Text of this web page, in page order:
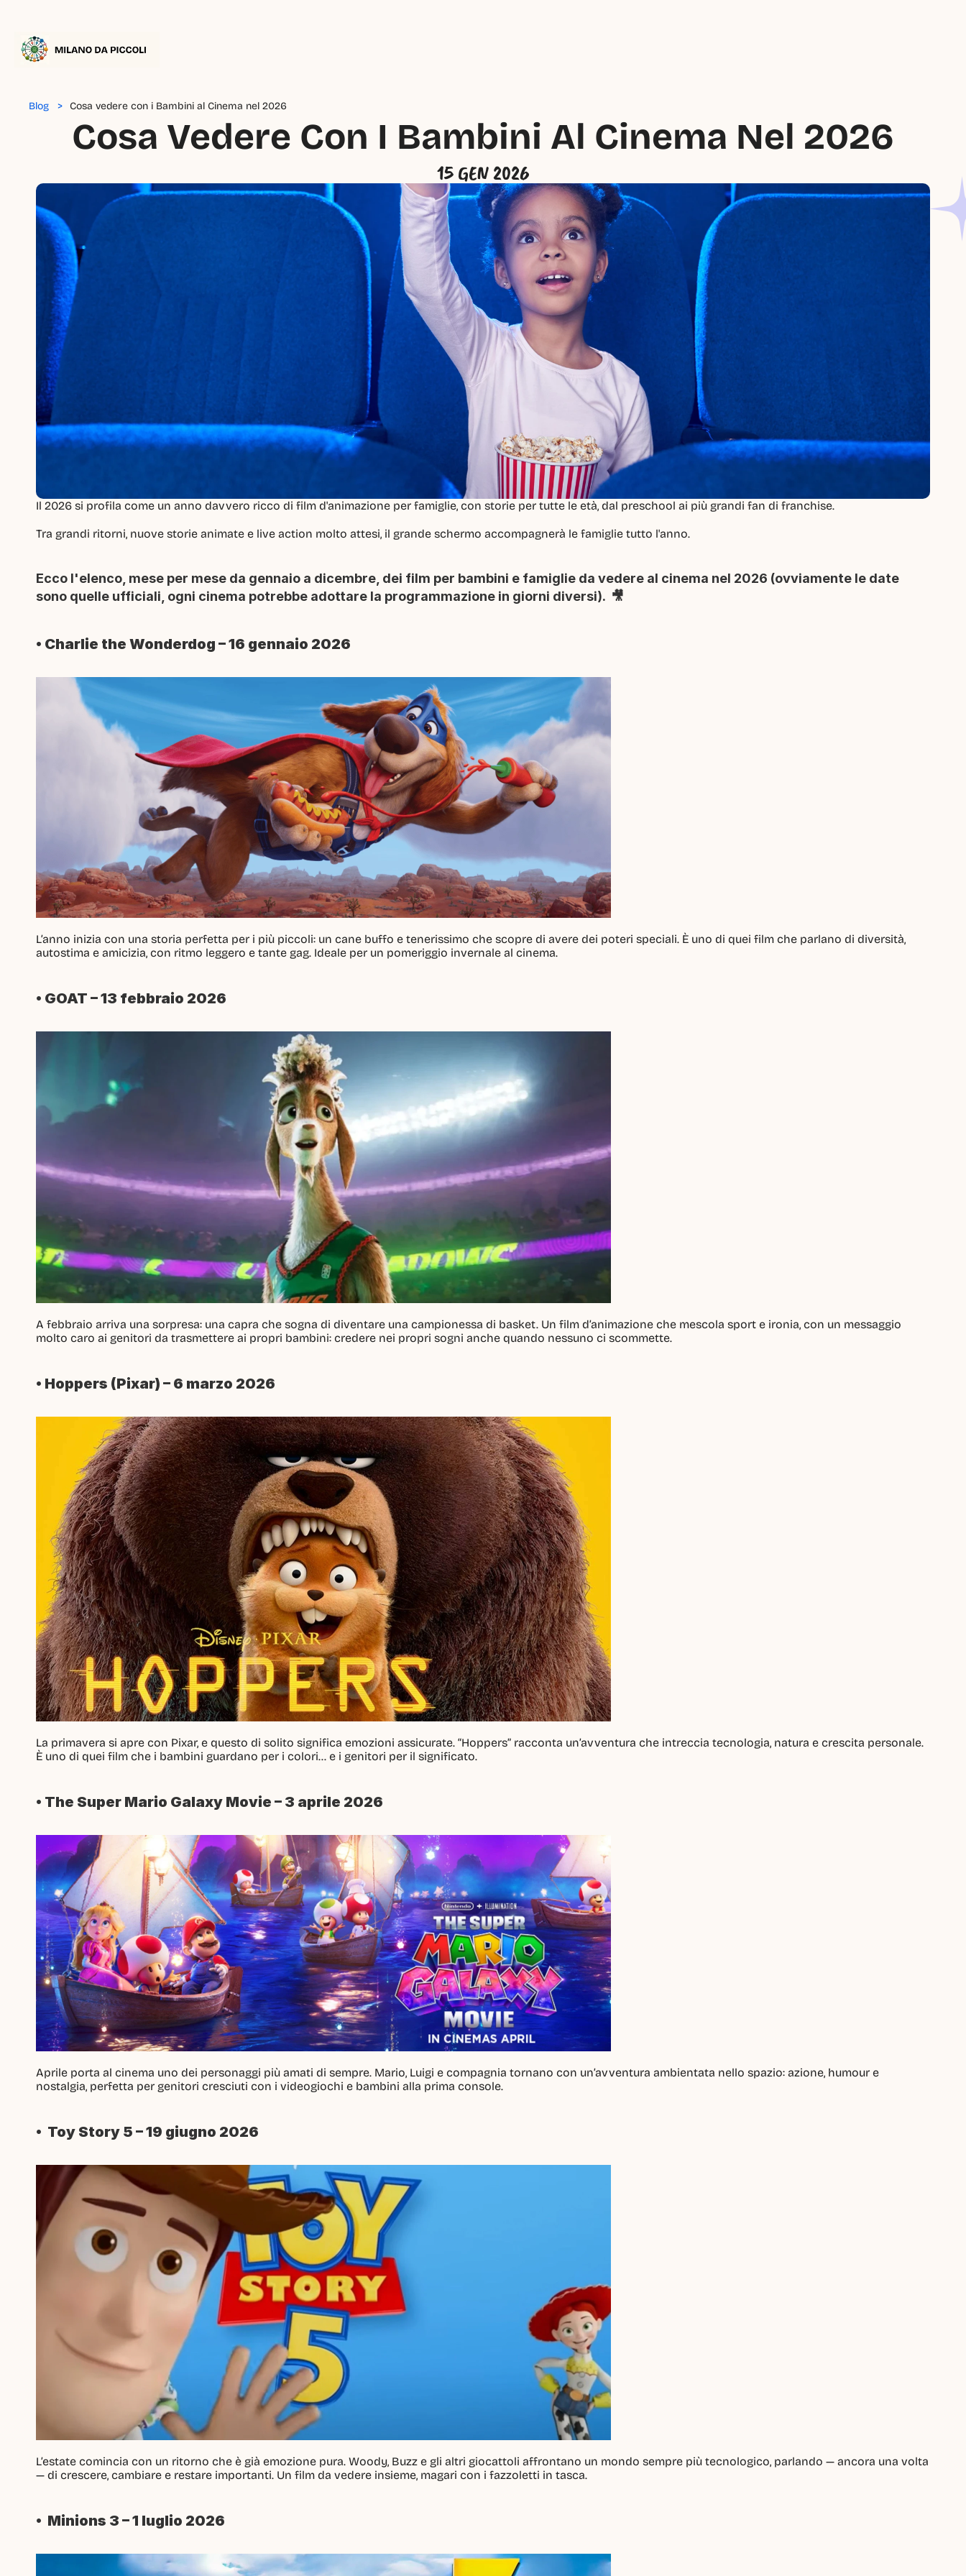
Blog   > Cosa vedere con i Bambini al Cinema nel 2026
Cosa Vedere Con I Bambini Al Cinema Nel 2026
15 GEN 2026
Il 2026 si profila come un anno davvero ricco di film d'animazione per famiglie, con storie per tutte le età, dal preschool ai più grandi fan di franchise.
Tra grandi ritorni, nuove storie animate e live action molto attesi, il grande schermo accompagnerà le famiglie tutto l'anno.
Ecco l'elenco, mese per mese da gennaio a dicembre, dei film per bambini e famiglie da vedere al cinema nel 2026 (ovviamente le date
sono quelle ufficiali, ogni cinema potrebbe adottare la programmazione in giorni diversi).  🎥
• Charlie the Wonderdog – 16 gennaio 2026
L’anno inizia con una storia perfetta per i più piccoli: un cane buffo e tenerissimo che scopre di avere dei poteri speciali. È uno di quei film che parlano di diversità,
autostima e amicizia, con ritmo leggero e tante gag. Ideale per un pomeriggio invernale al cinema.
• GOAT – 13 febbraio 2026
A febbraio arriva una sorpresa: una capra che sogna di diventare una campionessa di basket. Un film d’animazione che mescola sport e ironia, con un messaggio
molto caro ai genitori da trasmettere ai propri bambini: credere nei propri sogni anche quando nessuno ci scommette.
• Hoppers (Pixar) – 6 marzo 2026
La primavera si apre con Pixar, e questo di solito significa emozioni assicurate. “Hoppers” racconta un’avventura che intreccia tecnologia, natura e crescita personale.
È uno di quei film che i bambini guardano per i colori... e i genitori per il significato.
• The Super Mario Galaxy Movie – 3 aprile 2026
Aprile porta al cinema uno dei personaggi più amati di sempre. Mario, Luigi e compagnia tornano con un’avventura ambientata nello spazio: azione, humour e
nostalgia, perfetta per genitori cresciuti con i videogiochi e bambini alla prima console.
•  Toy Story 5 – 19 giugno 2026
L’estate comincia con un ritorno che è già emozione pura. Woody, Buzz e gli altri giocattoli affrontano un mondo sempre più tecnologico, parlando — ancora una volta
— di crescere, cambiare e restare importanti. Un film da vedere insieme, magari con i fazzoletti in tasca.
•  Minions 3 – 1 luglio 2026